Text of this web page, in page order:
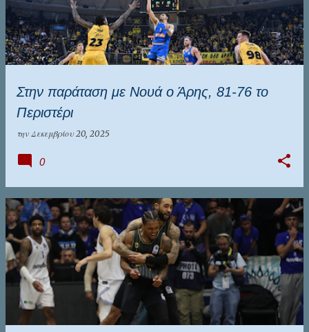
Στην παράταση με Νουά ο Άρης, 81-76 το
Περιστέρι
την Δεκεμβρίου 20, 2025
0